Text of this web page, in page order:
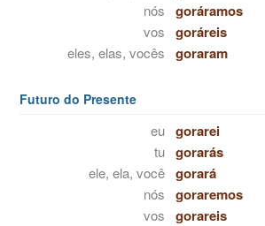
nós goráramos
vos goráreis
eles, elas, vocês goraram
Futuro do Presente
eu gorarei
tu gorarás
ele, ela, você gorará
nós goraremos
vos gorareis